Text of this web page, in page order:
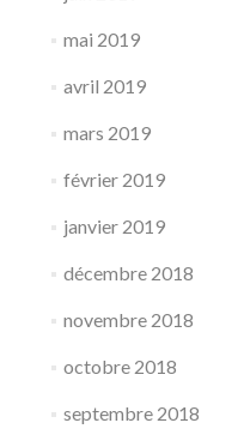
mai 2019
avril 2019
mars 2019
février 2019
janvier 2019
décembre 2018
novembre 2018
octobre 2018
septembre 2018